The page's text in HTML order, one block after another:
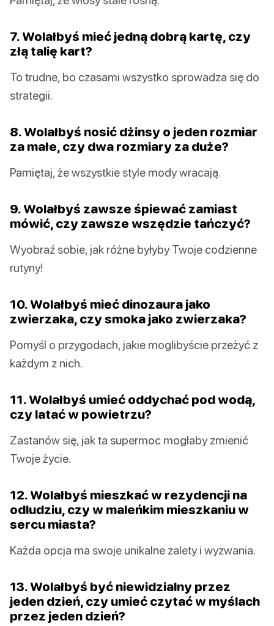
7. Wolałbyś mieć jedną dobrą kartę, czy
złą talię kart?
To trudne, bo czasami wszystko sprowadza się do
strategii.
8. Wolałbyś nosić dżinsy o jeden rozmiar
za małe, czy dwa rozmiary za duże?
Pamiętaj, że wszystkie style mody wracają.
9. Wolałbyś zawsze śpiewać zamiast
mówić, czy zawsze wszędzie tańczyć?
Wyobraź sobie, jak różne byłyby Twoje codzienne
rutyny!
10. Wolałbyś mieć dinozaura jako
zwierzaka, czy smoka jako zwierzaka?
Pomyśl o przygodach, jakie moglibyście przeżyć z
każdym z nich.
11. Wolałbyś umieć oddychać pod wodą,
czy latać w powietrzu?
Zastanów się, jak ta supermoc mogłaby zmienić
Twoje życie.
12. Wolałbyś mieszkać w rezydencji na
odludziu, czy w maleńkim mieszkaniu w
sercu miasta?
Każda opcja ma swoje unikalne zalety i wyzwania.
13. Wolałbyś być niewidzialny przez
jeden dzień, czy umieć czytać w myślach
przez jeden dzień?